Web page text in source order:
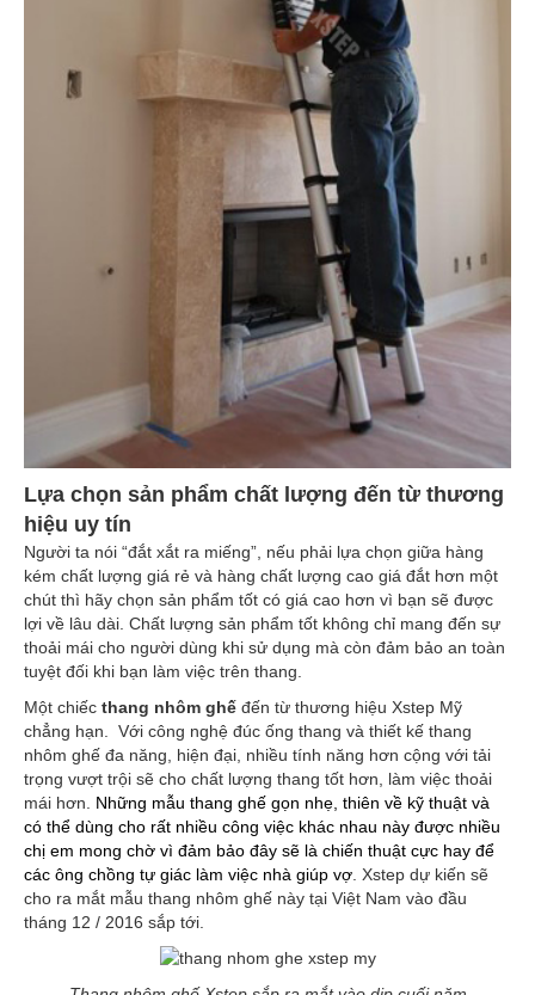
Lựa chọn sản phẩm chất lượng đến từ thương
hiệu uy tín
Người ta nói “đắt xắt ra miếng”, nếu phải lựa chọn giữa hàng
kém chất lượng giá rẻ và hàng chất lượng cao giá đắt hơn một
chút thì hãy chọn sản phẩm tốt có giá cao hơn vì bạn sẽ được
lợi về lâu dài. Chất lượng sản phẩm tốt không chỉ mang đến sự
thoải mái cho người dùng khi sử dụng mà còn đảm bảo an toàn
tuyệt đối khi bạn làm việc trên thang.
Một chiếc thang nhôm ghế đến từ thương hiệu Xstep Mỹ
chẳng hạn. Với công nghệ đúc ống thang và thiết kế thang
nhôm ghế đa năng, hiện đại, nhiều tính năng hơn cộng với tải
trọng vượt trội sẽ cho chất lượng thang tốt hơn, làm việc thoải
mái hơn.
Những mẫu thang ghế gọn nhẹ, thiên về kỹ thuật và
có thể dùng cho rất nhiều công việc khác nhau này được nhiều
chị em mong chờ vì đảm bảo đây sẽ là chiến thuật cực hay để
các ông chồng tự giác làm việc nhà giúp vợ . Xstep dự kiến sẽ
cho ra mắt mẫu thang nhôm ghế này tại Việt Nam vào đầu
tháng 12 / 2016 sắp tới.